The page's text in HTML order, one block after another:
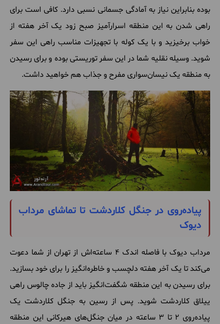
بوده بنابراین نیاز به آمادگی جسمانی نسبی دارد. کافی است برای
راهی شدن به این منطقه اسرارآمیز صبح زود یک آخر هفته از
خواب برخیزید و با یک کوله با تجهیزات مناسب راهی این سفر
شوید. وسیله نقلیه شما در این سفر توریستی بوده و برای رسیدن
به منطقه یک نیسان‌سواری مفرح و جذاب هم خواهید داشت.
پیاده‌روی در جنگل کلاردشت تا تماشای مرداب
دیوک
مرداب دیوک با فاصله اندک 4 ساعته‌اش از تهران از شما دعوت
می‌کند تا یک آخر هفته دلچسب و خاطره‌انگیز را برای خود بسازید.
برای رسیدن به این منطقه شگفت‌انگیز باید از جاده چالوس راهی
ییلاق کلاردشت شوید. پس از رسین به جنگل کلاردشت یک
پیاده‌روی 2 تا 3 ساعته در میان جنگل‌های هیرکانی این منطقه